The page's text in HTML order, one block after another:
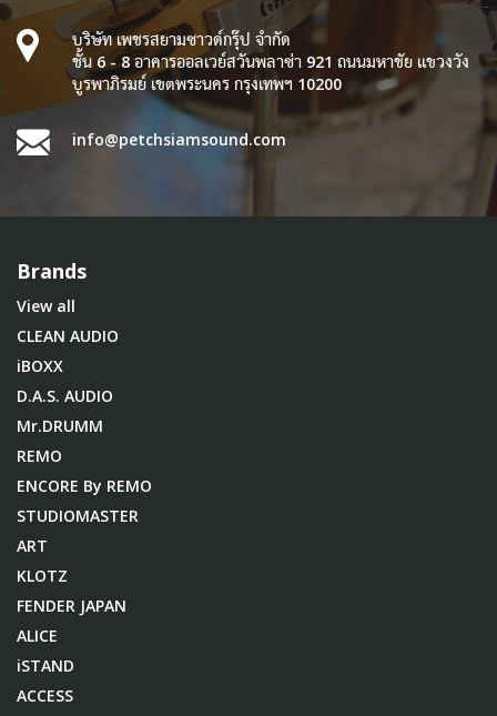
บริษัท เพชรสยามซาวด์กรุ๊ป จำกัด
ชั้น 6 - 8 อาคารออลเวย์สวันพลาซ่า 921 ถนนมหาชัย แขวงวัง
บูรพาภิรมย์ เขตพระนคร กรุงเทพฯ 10200
info@petchsiamsound.com
Brands
View all
CLEAN AUDIO
iBOXX
D.A.S. AUDIO
Mr.DRUMM
REMO
ENCORE By REMO
STUDIOMASTER
ART
KLOTZ
FENDER JAPAN
ALICE
iSTAND
ACCESS